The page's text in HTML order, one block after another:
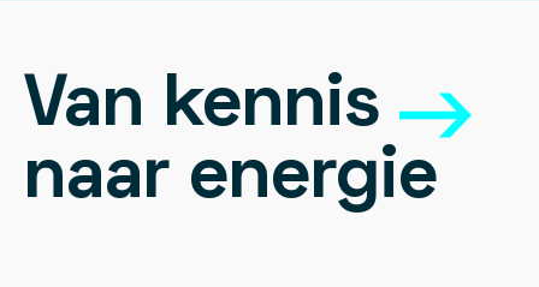
Van kennis
naar energie